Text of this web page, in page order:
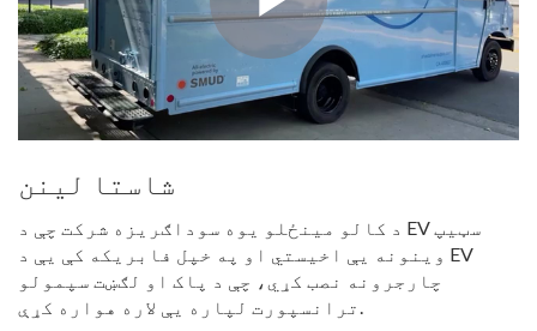
شاستا لینن
د کالو مینځلو یوه سوداګریزه شرکت چې د EV سټیپ
وینونه یې اخیستي او په خپل فابریکه کې یې د EV
چارجرونه نصب کړي، چې د پاک او لګښت سپمولو